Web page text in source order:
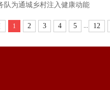
队为通城乡村注入健康动能
1 2 3 4 5 12